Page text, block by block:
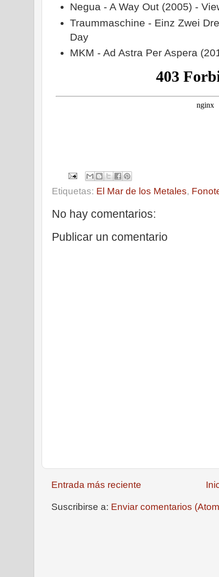
Negua - A Way Out (2005) -
Traummaschine - Einz Zwei
Day
MKM - Ad Astra Per Aspera
Etiquetas: El Mar de los Metales,
No hay comentarios:
Publicar un comentario
Entrada más reciente
Suscribirse a: Enviar comentarios